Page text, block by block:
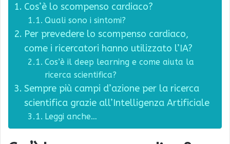
Cos’è lo scompenso cardiaco?
Quali sono i sintomi?
Per prevedere lo scompenso cardiaco,
come i ricercatori hanno utilizzato l’IA?
Cos’è il deep learning e come aiuta la
ricerca scientifica?
Sempre più campi d’azione per la ricerca
scientifica grazie all’Intelligenza Artificiale
Leggi anche…